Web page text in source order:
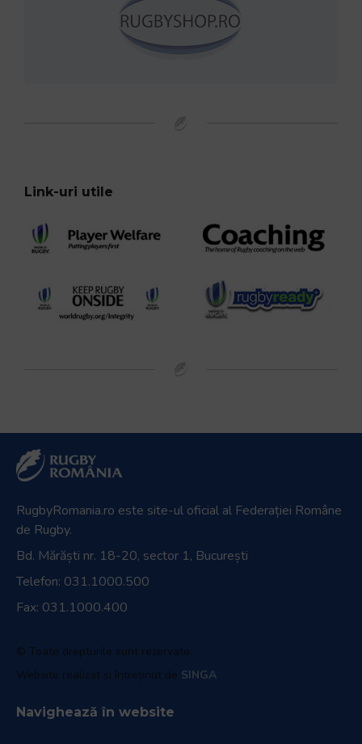
Link-uri utile
RugbyRomania.ro este site-ul oficial al Federației Române
de Rugby.
Bd. Mărăști nr. 18-20, sector 1, București
Telefon: 031.1000.500
Fax: 031.1000.400
© Toate drepturile sunt rezervate.
Website realizat și întreținut de SINGA
Navighează în website